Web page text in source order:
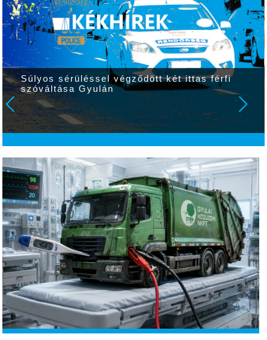
Súlyos sérüléssel végződött két ittas férfi
szóváltása Gyulán